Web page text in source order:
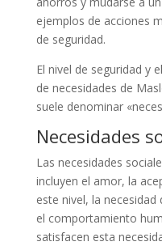
ejemplos de acciones
de seguridad.
El nivel de seguridad y
de necesidades de
suele denominar
Necesidades
Las necesidades
incluyen el amor, la
este nivel, la
el comportamiento
satisfacen esta